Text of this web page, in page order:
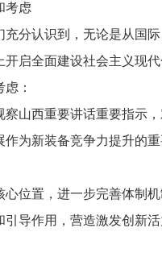
考虑
充分认识到， 无论是从国际
开启全面建设社会主义现代
：
山西重要讲话重要指示，
新装备竞争力提升的重
位置， 进一步完善体制机
导作用， 营造激发创新活